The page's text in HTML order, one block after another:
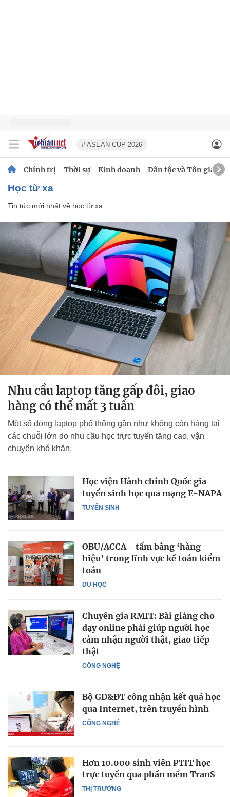
# ASEAN CUP 2026
Chính trị Thời sự Kinh doanh Dân tộc và Tôn giáo
học từ xa
Tin tức mới nhất về học từ xa
Nhu cầu laptop tăng gấp đôi, giao
hàng có thể mất 3 tuần
Một số dòng laptop phổ thông gần như không còn hàng tại
các chuỗi lớn do nhu cầu học trực tuyến tăng cao, vận
chuyển khó khăn.
TUYỂN SINH
Học viện Hành chính Quốc gia
tuyển sinh học qua mạng E-NAPA
DU HỌC
OBU/ACCA - tấm bằng ‘hàng
hiệu’ trong lĩnh vực kế toán kiểm
toán
CÔNG NGHỆ
Chuyên gia RMIT: Bài giảng cho
dạy online phải giúp người học
cảm nhận người thật, giao tiếp
thật
CÔNG NGHỆ
Bộ GD&ĐT công nhận kết quả học
qua Internet, trên truyền hình
THỊ TRƯỜNG
Hơn 10.000 sinh viên PTIT học
trực tuyến qua phần mềm TranS